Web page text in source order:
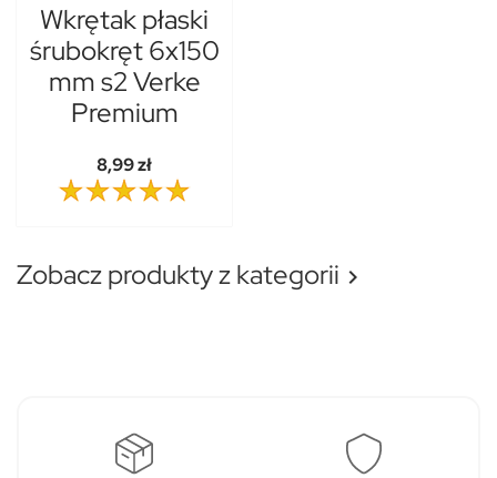
Wkrętak płaski
śrubokręt 6x150
mm s2 Verke
Premium
8,99 zł
Zobacz produkty z kategorii 